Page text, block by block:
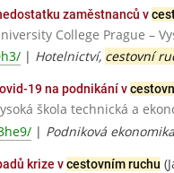
zaměstnanců v
College Prague –
| Hotelnictví, cestovní
19 na podnikání v
škola technická a
| Podniková
krize vcestovním ruchu